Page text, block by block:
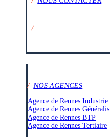
/
/ NOS AGENCES
Agence de Rennes Industrie
Agence de Rennes
Agence de Rennes BTP
Agence de Rennes Tertiaire